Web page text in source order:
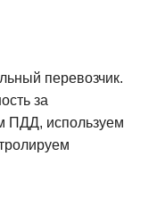
перевозчик.
за
ПДД, используем